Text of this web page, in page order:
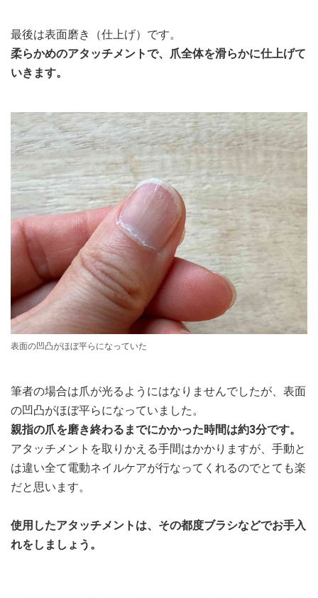
最後は表面磨き（仕上げ）です。
柔らかめのアタッチメントで、爪全体を滑らかに仕上げて
いきます。
表面の凹凸がほぼ平らになっていた
筆者の場合は爪が光るようにはなりませんでしたが、表面
の凹凸がほぼ平らになっていました。
親指の爪を磨き終わるまでにかかった時間は約3分です。
アタッチメントを取りかえる手間はかかりますが、手動と
は違い全て電動ネイルケアが行なってくれるのでとても楽
だと思います。
使用したアタッチメントは、その都度ブラシなどでお手入
れをしましょう。